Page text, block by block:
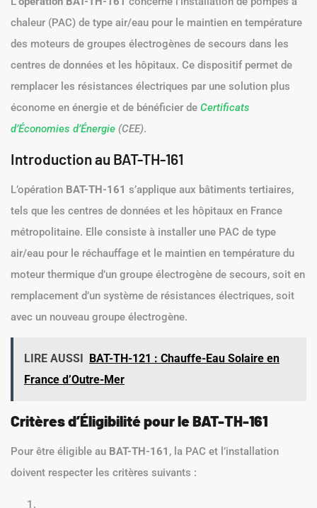
chaleur (PAC) de type air/eau pour le maintien en température
des moteurs de groupes électrogènes de secours dans les
centres de données et les hôpitaux. Ce dispositif permet de
remplacer les résistances électriques par une solution plus
économe en énergie et de bénéficier de Certificats
d’Économies d’Énergie (CEE).
Introduction au BAT-TH-161
L’opération BAT-TH-161 s’applique aux bâtiments tertiaires,
tels que les centres de données et les hôpitaux en France
métropolitaine. Elle consiste à installer une PAC de type
air/eau pour le réchauffage et le maintien en température du
moteur thermique d’un groupe électrogène de secours, soit en
remplacement d’un système de résistances électriques, soit
avec un nouveau groupe électrogène.
LIRE AUSSI BAT-TH-121 : Chauffe-Eau Solaire en
France d’Outre-Mer
Critères d’Éligibilité pour le BAT-TH-161
Pour être éligible au BAT-TH-161 , la PAC et l’installation
doivent respecter les critères suivants :